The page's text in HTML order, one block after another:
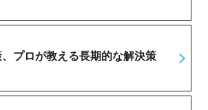
プロが教える長期的な解決策